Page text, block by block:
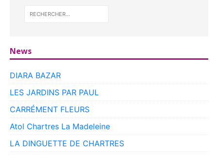
News
DIARA BAZAR
LES JARDINS PAR PAUL
CARRÉMENT FLEURS
Atol Chartres La Madeleine
LA DINGUETTE DE CHARTRES